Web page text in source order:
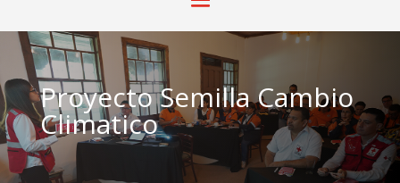
Proyecto Semilla Cambio
Climatico